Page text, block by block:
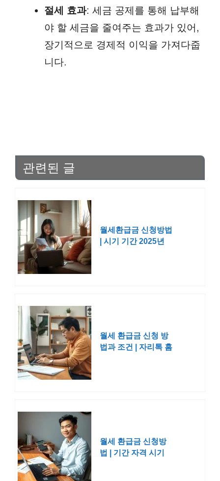
절세 효과: 세금 공제를 통해 납부해
야 할 세금을 줄여주는 효과가 있어,
장기적으로 경제적 이익을 가져다줍
니다.
관련된 글
월세환급금 신청방법
| 시기 기간 2025년
월세 환급금 신청 방
법과 조건 | 자리톡 홈
월세 환급금 신청방
법 | 기간 자격 시기